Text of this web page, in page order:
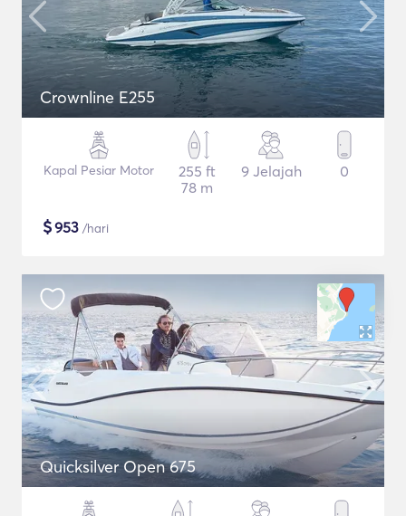
Crownline E255
Kapal Pesiar Motor
255 ft
78 m
9 Jelajah 0
$953 /hari
Quicksilver Open 675